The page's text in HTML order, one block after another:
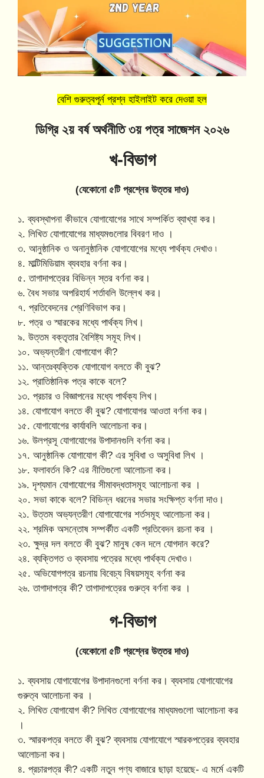
বেশি গুরুত্বপূর্ন প্রশ্ন হাইলাইট করে দেওয়া হল
ডিগ্রি ২য় বর্ষ অর্থনীতি ৩য় পত্র সাজেশন ২০২৬
খ-বিভাগ
(যেকোনো ৫টি প্রশ্নের উত্তর দাও)
১. ব্যবস্থাপনা কীভাবে যোগাযোগের সাথে সম্পর্কিত ব্যাখ্যা কর।
২. লিখিত যোগাযোগের মাধ্যমগুলোর বিবরণ দাও ।
৩. আনুষ্ঠানিক ও অনানুষ্ঠানিক যোগাযোগের মধ্যে পার্থক্য দেখাও ৷
৪. মাল্টিমিডিয়াম ব্যবহার বর্ণনা কর।
৫. তাগাদাপত্রের বিভিন্ন স্তর বর্ণনা কর।
৬. বৈধ সভার অপরিহার্য শর্তাবলি উল্লেখ কর।
৭. প্রতিবেদনের শ্রেণিবিভাগ কর।
৮. পত্র ও স্মারকের মধ্যে পার্থক্য লিখ।
৯. উত্তম বক্তৃতার বৈশিষ্ট্য সমূহ লিখ।
১০. অভ্যন্তরীণ যোগাযোগ কী?
১১. আন্তঃব্যক্তিক যোগাযোগ বলতে কী বুঝ?
১২. প্রাতিষ্ঠানিক পত্র কাকে বলে?
১৩. প্রচার ও বিজ্ঞাপনের মধ্যে পার্থক্য লিখ।
১৪. যোগাযোগ বলতে কী বুঝ? যোগাযোগর আওতা বর্ণনা কর।
১৫. যোগাযোগের কার্যাবলি আলোচনা কর।
১৬. উলপ্রসূ যোগাযোগের উপাদানগুলি বর্ণনা কর।
১৭. আনুষ্ঠানিক যোগাযোগ কী? এর সুবিধা ও অসুবিধা লিখ ।
১৮. ফলাবর্তন কি? এর নীতিগুলো আলোচনা কর।
১৯. দৃশ্যমান যোগাযোগের সীমাবদ্ধতাসমূহ আলোচনা কর ।
২০. সভা কাকে বলে? বিভিন্ন ধরনের সভার সংক্ষিপ্ত বর্ণনা দাও।
২১. উত্তম অভ্যন্তরীণ যোগাযোগের শর্তসমূহ আলোচনা কর।
২২. শ্রমিক অসন্তোষ সম্পর্কীত একটি প্রতিবেদন রচনা কর ।
২৩. ক্ষুদ্র দল বলতে কী বুঝ? মানুষ কেন দলে যোগদান করে?
২৪. ব্যক্তিগত ও ব্যবসায় পত্রের মধ্যে পার্থক্য দেখাও ৷
২৫. অভিযোগপত্র রচনায় বিবেচ্য বিষয়সমূহ বর্ণনা কর
২৬. তাগাদাপত্র কী? তাগাদাপত্রের গুরুত্ব বর্ণনা কর ।
গ-বিভাগ
(যেকোনো ৫টি প্রশ্নের উত্তর দাও)
১. ব্যবসায় যোগাযোগের উপাদানগুলো বর্ণনা কর। ব্যবসায় যোগাযোগের
গুরুত্ব আলোচনা কর ।
২. লিখিত যোগাযোগ কী? লিখিত যোগাযোগের মাধ্যমগুলো আলোচনা কর
।
৩. স্মারকপত্র বলতে কী বুঝ? ব্যবসায় যোগাযোগে স্মারকপত্রের ব্যবহার
আলোচনা কর।
৪. প্রচারপত্র কী? একটি নতুন পণ্য বাজারে ছাড়া হয়েছে- এ মর্মে একটি